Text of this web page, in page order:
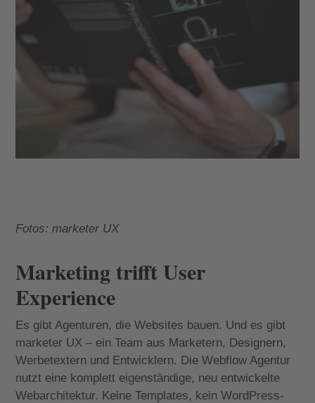
Fotos: marketer UX
Marketing trifft User
Experience
Es gibt Agenturen, die Websites bauen. Und es gibt
marketer UX – ein Team aus Marketern, Designern,
Werbetextern und Entwicklern. Die Webflow Agentur
nutzt eine komplett eigenständige, neu entwickelte
Webarchitektur. Keine Templates, kein WordPress-